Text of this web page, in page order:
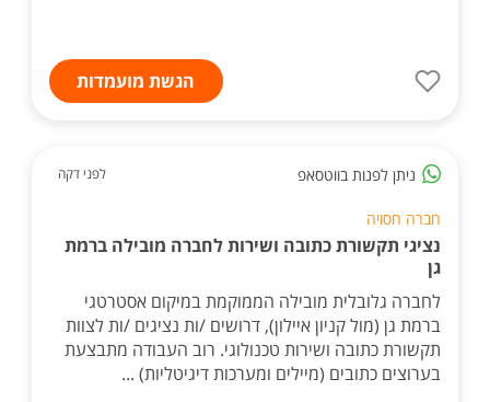
הגשת מועמדות
ניתן לפנות בווטסאפ לפני דקה
חברה חסויה
נציגי תקשורת כתובה ושירות לחברה מובילה ברמת
גן
לחברה גלובלית מובילה הממוקמת במיקום אסטרטגי
ברמת גן (מול קניון איילון), דרושים /ות נציגים /ות לצוות
תקשורת כתובה ושירות טכנולוגי. רוב העבודה מתבצעת
בערוצים כתובים (מיילים ומערכות דיגיטליות) ...